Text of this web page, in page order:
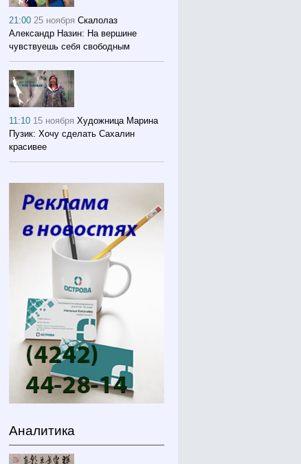
21:0025 ноября Скалолаз
Александр Назин: На вершине
чувствуешь себя свободным
11:10 15 ноября Художница Марина
Пузик: Хочу сделать Сахалин
красивее
Аналитика